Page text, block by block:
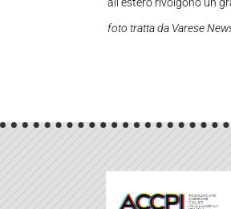
all’estero rivolgono un
foto tratta da Varese